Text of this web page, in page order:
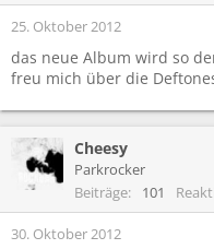
25. Oktober 2012
das neue Album wird so
freu mich über die
Cheesy
Parkrocker
Beiträge
101
30. Oktober 2012